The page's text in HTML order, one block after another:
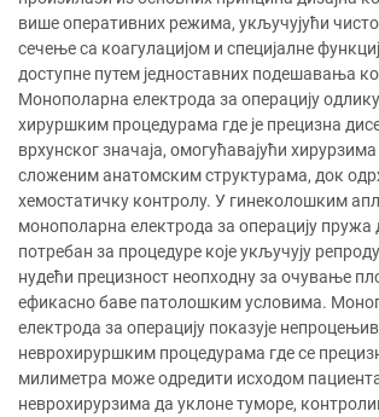
више оперативних режима, укључујући
сечење са коагулацијом и специјалне
доступне путем једноставних подешавања
Монополарна електрода за операцију
хируршким процедурама где је прецизна
врхунског значаја, омогућавајући
сложеним анатомским структурама, док
хемостатичку контролу. У гинеколошким
монополарна електрода за операцију пружа
потребан за процедуре које укључују
нудећи прецизност неопходну за очување
ефикасно баве патолошким условима.
електрода за операцију показује
неврохируршким процедурама где се
милиметра може одредити исходом
неврохирурзима да уклоне туморе,